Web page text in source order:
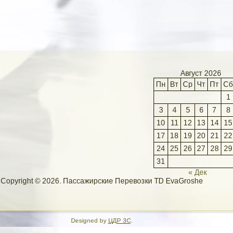
Август 2026
Пн
Вт Ср Чт Пт Сб
1
3
4 5 6 7 8
10
11 12 13 14 15
17
18 19 20 21 22
24 25 26 27 28 29
31
« Дек
Copyright © 2026. Пассажирские Перевозки TD EvaGroshe
Designed by ЦДР 3С.